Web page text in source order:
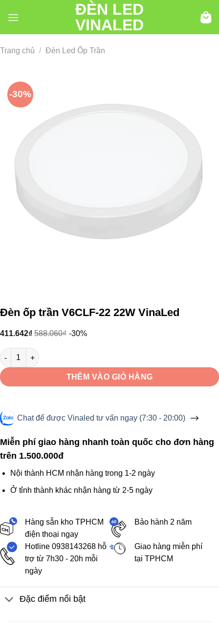
đến
ĐÈN LED
VINALED
Trang chủ / Đèn Led Ốp Trần
-30%
Đèn ốp trần V6CLF-22 22W VinaLed
411.642₫ 588.060₫ -30%
Đèn ốp trần V6CLF-22 22W VinaLed số lượng
THÊM VÀO GIỎ HÀNG
Chat để được Vinaled tư vấn ngay (7:30 - 20:00)
Miễn phí giao hàng nhanh toàn quốc cho đơn hàng
trên 1.500.000đ
Nội thành HCM nhận hàng trong 1-2 ngày
Ở tỉnh thành khác nhận hàng từ 2-5 ngày
Hàng sẵn kho TPHCM
điện thoại ngay
Bảo hành 2 năm
Hotline 0938143268 hỗ
trợ từ 7h30 - 20h mỗi
ngày
Giao hàng miễn phí
tại TPHCM
Đặc điểm nổi bật